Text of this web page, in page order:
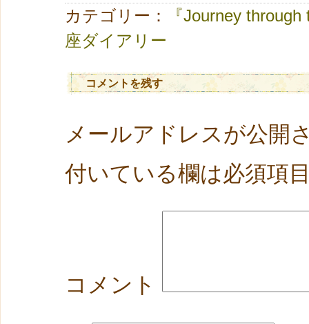
カテゴリー：
『Journey
座ダイアリー
コメントを残す
メールアドレスが公開
付いている欄は必須項
コメント